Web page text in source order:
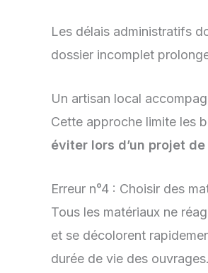
Les délais administratifs
dossier incomplet
Un artisan local
Cette approche limite les
éviter lors d’un projet
Erreur n°4 : Choisir des
Tous les matériaux ne
et se décolorent
durée de vie des ouvrages.